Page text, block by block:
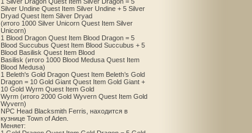
Silver Undine Quest Item Silver Undine + 5 Silver
Dryad Quest Item Silver Dryad
(итого 1000 Silver Unicorn Quest Item Silver
Unicorn)
1 Blood Dragon Quest Item Blood Dragon = 5
Blood Succubus Quest Item Blood Succubus + 5
Blood Basilisk Quest Item Blood
Basilisk (итого 1000 Blood Medusa Quest Item
Blood Medusa)
1 Beleth's Gold Dragon Quest Item Beleth’s Gold
Dragon = 10 Gold Giant Quest Item Gold Giant +
10 Gold Wyrm Quest Item Gold
Wyrm (итого 2000 Gold Wyvern Quest Item Gold
Wyvern)
NPC Head Blacksmith Ferris, находится в
кузнице Town of Aden.
Меняет: